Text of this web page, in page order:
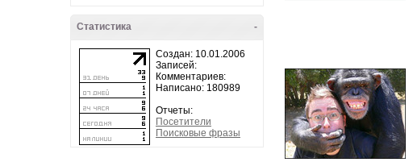
-
Статистика
Создан: 10.01.2006
Записей:
Комментариев:
Написано: 180989
Отчеты:
Посетители
Поисковые фразы